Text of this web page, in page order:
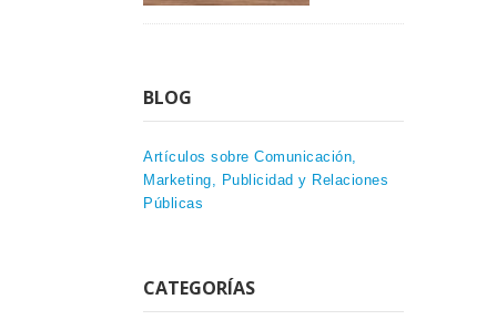
BLOG
Artículos sobre Comunicación,
Marketing, Publicidad y Relaciones
Públicas
CATEGORÍAS